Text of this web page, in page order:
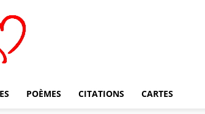
POÈMES CITATIONS CARTES